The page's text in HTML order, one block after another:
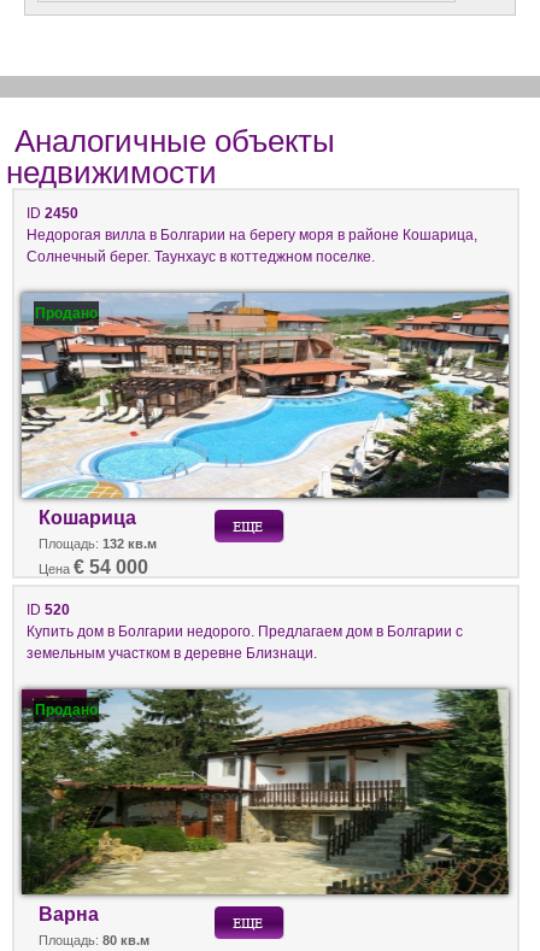
Аналогичные объекты
недвижимости
ID 2450
Недорогая вилла в Болгарии на берегу моря в районе Кошарица,
Солнечный берег. Таунхаус в коттеджном поселке.
Продано
Кошарица
Площадь: 132 кв.м
Цена € 54 000
ID 520
Купить дом в Болгарии недорого. Предлагаем дом в Болгарии с
земельным участком в деревне Близнаци.
Продано
Варна
Площадь: 80 кв.м